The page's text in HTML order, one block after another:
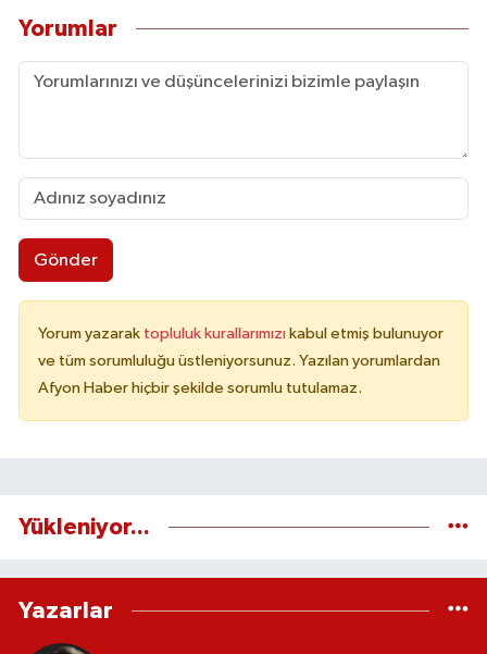
Yorumlar
Gönder
Yorum yazarak topluluk kurallarımızı kabul etmiş bulunuyor
ve tüm sorumluluğu üstleniyorsunuz. Yazılan yorumlardan
Afyon Haber hiçbir şekilde sorumlu tutulamaz.
Yükleniyor...
Yazarlar